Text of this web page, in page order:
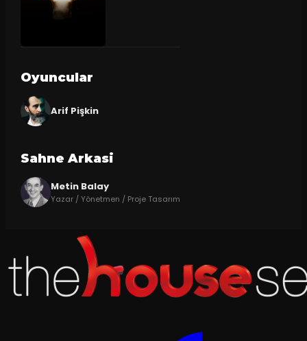
Oyuncular
Arif Pişkin
Sahne Arkasi
Metin Balay
Yazar / Yönetmen / Proje Tasarım